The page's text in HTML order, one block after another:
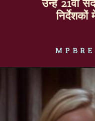
उन्हें 21वीं